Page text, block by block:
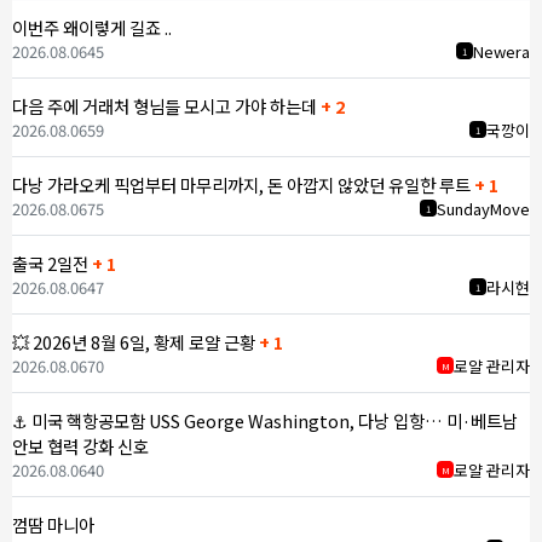
이번주 왜이렇게 길죠 ..
1 Newera
2026.08.0645
다음 주에 거래처 형님들 모시고 가야 하는데 + 2
1 국깡이
2026.08.0659
다낭 가라오케 픽업부터 마무리까지, 돈 아깝지 않았던 유일한 루트+ 1
1 SundayMove
2026.08.0675
출국 2일전 + 1
1 라시현
2026.08.0647
💥 2026년 8월 6일, 황제 로얄 근황+ 1
M 로얄 관리자
2026.08.0670
⚓ 미국 핵항공모함 USS George Washington, 다낭 입항… 미·베트남
안보 협력 강화 신호
M 로얄 관리자
2026.08.0640
껌땀 마니아